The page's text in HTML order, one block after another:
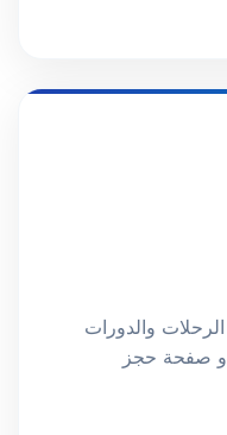
والدورات
صفحة حجز